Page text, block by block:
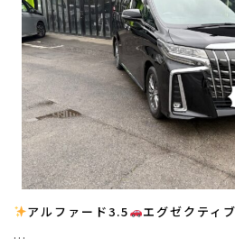
アルファード3.5 エグゼクティ
…